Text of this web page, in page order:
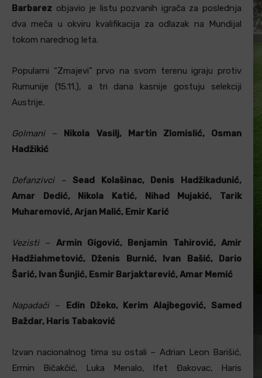
Barbarez objavio je listu pozvanih igrača za poslednja
dva meča u okviru kvalifikacija za odlazak na Mundijal
tokom narednog leta.
Popularni “Zmajevi” prvo na svom terenu igraju protiv
Rumunije (15.11.), a tri dana kasnije gostuju selekciji
Austrije.
Golmani– Nikola Vasilj, Martin Zlomislić, Osman
Hadžikić
Defanzivci– Sead Kolašinac, Denis Hadžikadunić,
Amar Dedić, Nikola Katić, Nihad Mujakić, Tarik
Muharemović, Arjan Malić, Emir Karić
Vezisti– Armin Gigović, Benjamin Tahirović, Amir
Hadžiahmetović, Dženis Burnić, Ivan Bašić, Dario
Šarić, Ivan Šunjić, Esmir Barjaktarević, Amar Memić
Napadači–
Edin Džeko, Kerim Alajbegović, Samed
Baždar, Haris Tabaković
Izvan nacionalnog tima su ostali – Adrian Leon Barišić,
Ermin Bičakčić, Luka Menalo, Ifet Đakovac, Haris